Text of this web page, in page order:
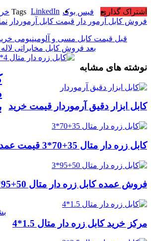
اشتراک گذاری فیس بوک LinkedIn
Tags
فروش کابل آرمور دار قیمت کابل آرموردار
قبل قیمت کابل مسی و آلومینیومی
بعد فروش کابل مخابراتی لاله
نوشته های مشابه
کابل ابزار دقیق آرموردار قیمت خرید
کابل زره دار متال 35+70*3 قیمت عمده
فروش عمده کابل زره دار متال 50+95*3
مرکز خرید کابل زره دار متال 1.5*4